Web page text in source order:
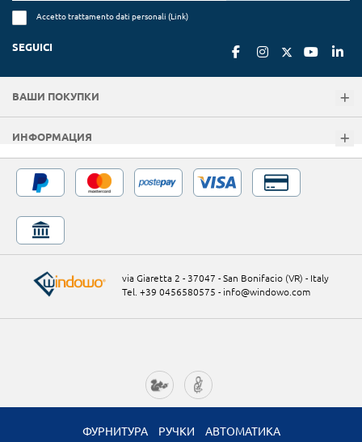
Accetto trattamento dati personali (Link)
SEGUICI
ВАШИ ПОКУПКИ
ИНФОРМАЦИЯ
via Giaretta 2 - 37047 - San Bonifacio (VR) - Italy
Tel. +39 0456580575 - info@windowo.com
ФУРНИТУРА РУЧКИ АВТОМАТИКА